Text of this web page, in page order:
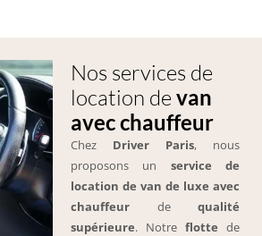
Nos services de
location devan
avec chauffeur
Chez Driver Paris, nous
proposons un service de
location de van de luxe avec
chauffeur de qualité
supérieure. Notre flotte de